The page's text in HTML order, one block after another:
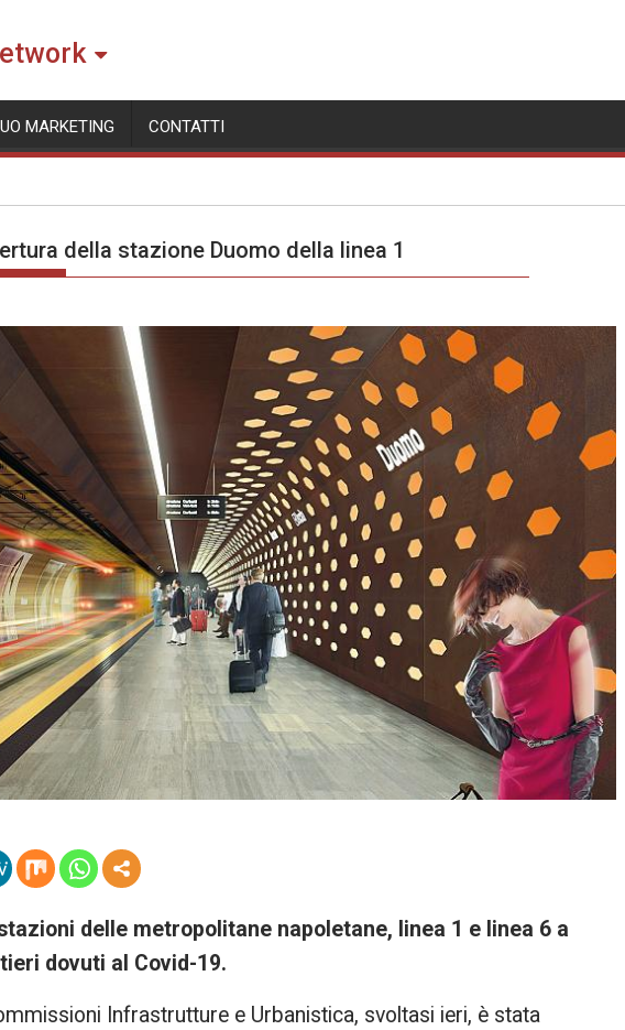
MARKETING CONTATTI
della stazione Duomo della linea 1
re
delle metropolitane napoletane, linea 1 e linea 6 a
dovuti al Covid-19.
Infrastrutture e Urbanistica, svoltasi ieri, è stata